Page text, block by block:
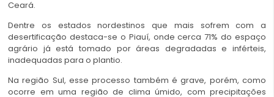
Ceará.
Dentre os estados nordestinos que mais sofrem com a
desertificação destaca-se o Piauí, onde cerca 71% do espaço
agrário já está tomado por áreas degradadas e inférteis,
inadequadas para o plantio.
Na região Sul, esse processo também é grave, porém, como
ocorre em uma região de clima úmido, com precipitações